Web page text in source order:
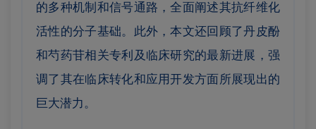
的多种机制和信号通路，全面阐述其抗纤维化
活性的分子基础。 此外，本文还回顾了丹皮酚
和芍药苷相关专利及临床研究的最新进展，强
调了其在临床转化和应用开发方面所展现出的
巨大潜力。